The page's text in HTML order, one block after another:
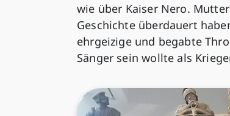
wie über Kaiser Nero.
Geschichte überdauert
ehrgeizige und begabte
Sänger sein wollte als